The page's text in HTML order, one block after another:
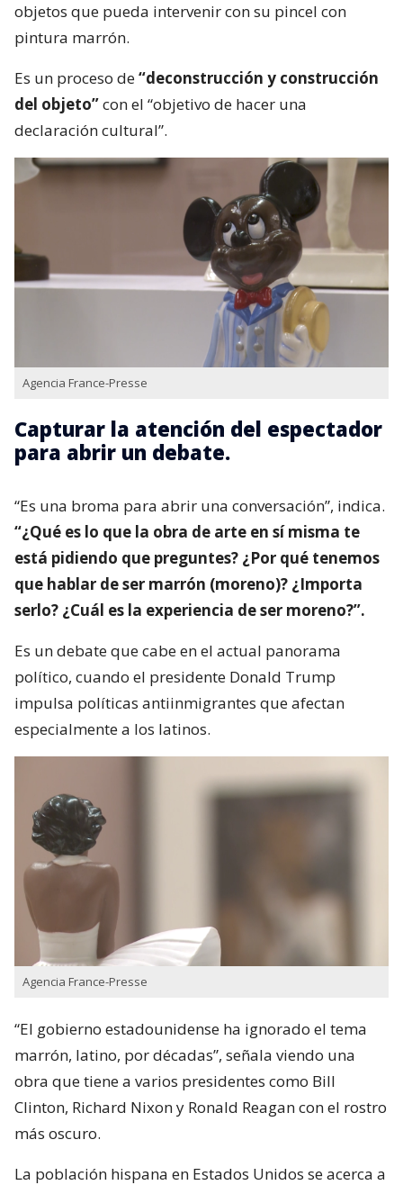
objetos que pueda intervenir con su pincel con
pintura marrón.
Es un proceso de“deconstrucción y construcción
del objeto”con el “objetivo de hacer una
declaración cultural”.
Agencia France-Presse
Capturar la atención del espectador
para abrir un debate.
“Es una broma para abrir una conversación”, indica.
“¿Qué es lo que la obra de arte en sí misma te
está pidiendo que preguntes? ¿Por qué tenemos
que hablar de ser marrón (moreno)? ¿Importa
serlo? ¿Cuál es la experiencia de ser moreno?”.
Es un debate que cabe en el actual panorama
político, cuando el presidente Donald Trump
impulsa políticas antiinmigrantes que afectan
especialmente a los latinos.
Agencia France-Presse
“El gobierno estadounidense ha ignorado el tema
marrón, latino, por décadas”, señala viendo una
obra que tiene a varios presidentes como Bill
Clinton, Richard Nixon y Ronald Reagan con el rostro
más oscuro.
La población hispana en Estados Unidos se acerca a